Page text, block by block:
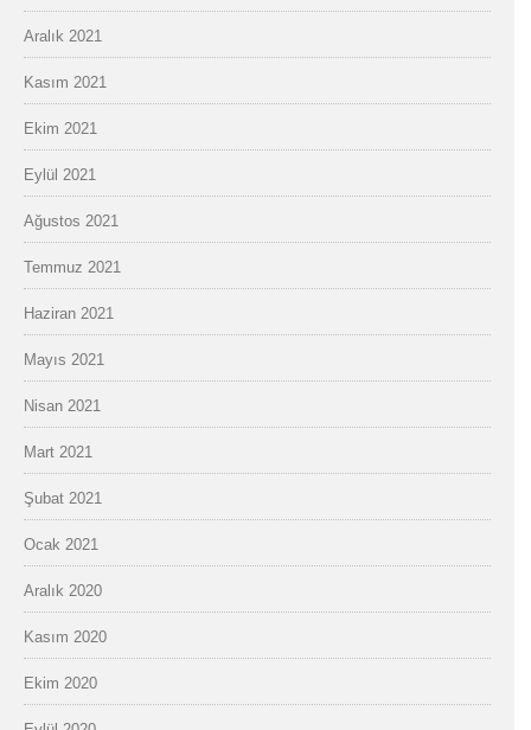
Aralık 2021
Kasım 2021
Ekim 2021
Eylül 2021
Ağustos 2021
Temmuz 2021
Haziran 2021
Mayıs 2021
Nisan 2021
Mart 2021
Şubat 2021
Ocak 2021
Aralık 2020
Kasım 2020
Ekim 2020